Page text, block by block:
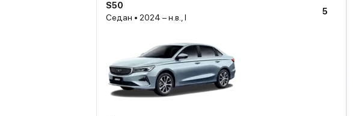
S50
Седан • 2024 – н.в., I
5